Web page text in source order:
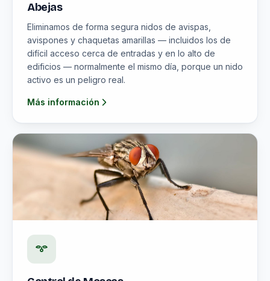
Abejas
Eliminamos de forma segura nidos de avispas,
avispones y chaquetas amarillas — incluidos los de
difícil acceso cerca de entradas y en lo alto de
edificios — normalmente el mismo día, porque un nido
activo es un peligro real.
Más información